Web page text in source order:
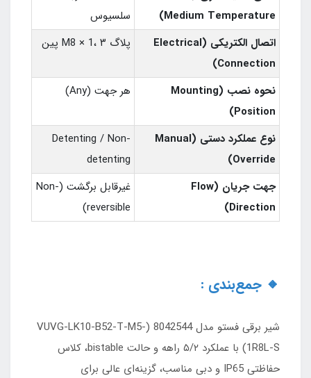
Medium Temperature)
سلسیوس
اتصال الکتریکی (Electrical
Connection)
پلاگ M8 × 1، ۳ پین
نحوه نصب (Mounting
Position)
هر جهت (Any)
نوع عملکرد دستی (Manual
Override)
Detenting / Non-
detenting
جهت جریان (Flow
Direction)
غیرقابل برگشت (Non-
reversible)
🔸 جمع‌بندی :
شیر برقی فستو مدل 8042544 (VUVG-LK10-B52-T-M5-
1R8L-S) با عملکرد ۵/۲ راهه و حالت bistable، کلاس
حفاظتی IP65 و دبی مناسب، گزینه‌ای عالی برای